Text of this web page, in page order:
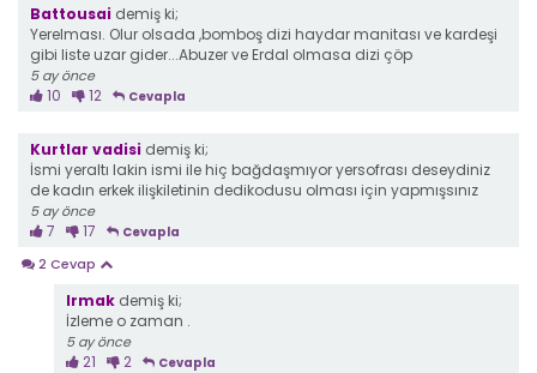
Battousai demiş ki;
Yerelması. Olur olsada ,bomboş dizi haydar manitası ve kardeşi
gibi liste uzar gider...Abuzer ve Erdal olmasa dizi çöp
5 ay önce
10 12 Cevapla
Kurtlar vadisi demiş ki;
İsmi yeraltı lakin ismi ile hiç bağdaşmıyor yersofrası deseydiniz
de kadın erkek ilişkiletinin dedikodusu olması için yapmışsınız
5 ay önce
7 17 Cevapla
2 Cevap
Irmak demiş ki;
İzleme o zaman .
5 ay önce
21 2 Cevapla